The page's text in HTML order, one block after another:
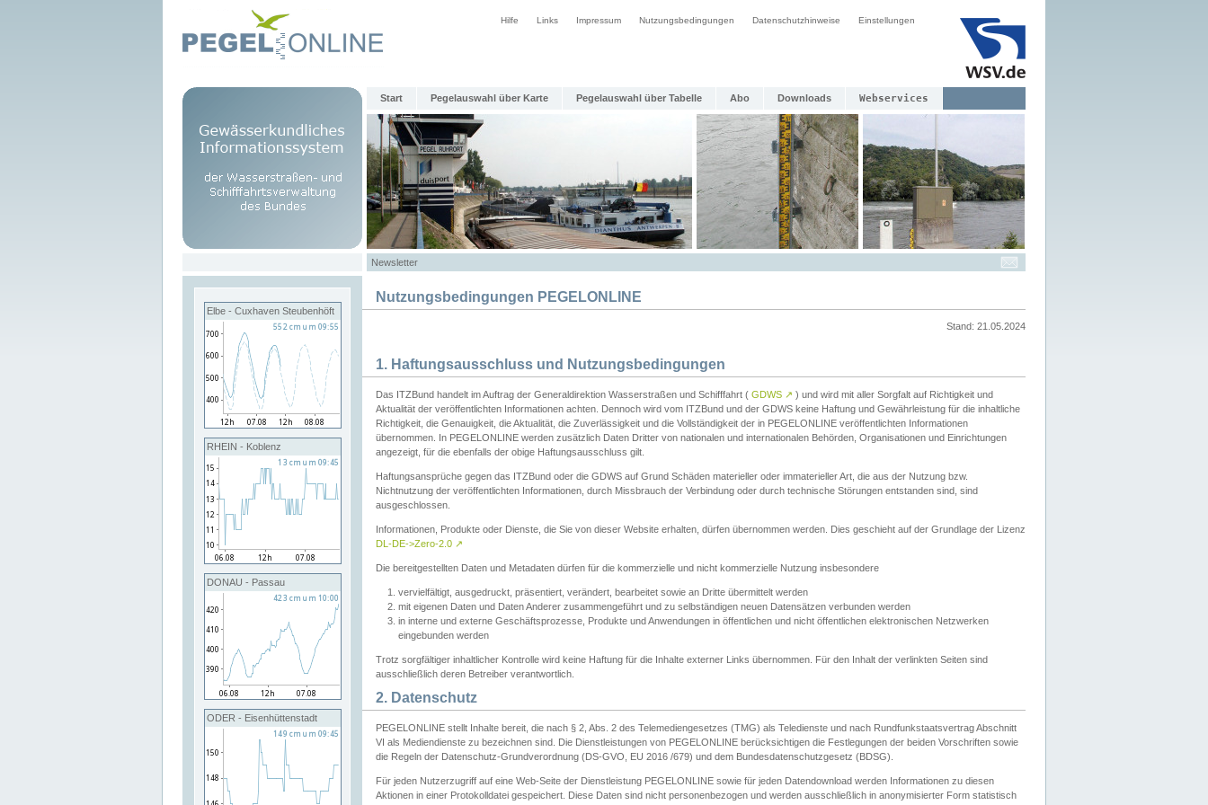
Hilfe Links Impressum Nutzungsbedingungen Datenschutzhinweise Einstellungen
Start Pegelauswahl über Karte Pegelauswahl über Tabelle Abo Downloads Webservices
Newsletter
Elbe - Cuxhaven Steubenhöft
RHEIN - Koblenz
DONAU - Passau
ODER - Eisenhüttenstadt
Nutzungsbedingungen PEGELONLINE
Stand: 21.05.2024
1. Haftungsausschluss und Nutzungsbedingungen
Das ITZBund handelt im Auftrag der Generaldirektion Wasserstraßen und Schifffahrt ( GDWS ↗ ) und wird mit aller Sorgfalt auf Richtigkeit und
Aktualität der veröffentlichten Informationen achten. Dennoch wird vom ITZBund und der GDWS keine Haftung und Gewährleistung für die inhaltliche
Richtigkeit, die Genauigkeit, die Aktualität, die Zuverlässigkeit und die Vollständigkeit der in PEGELONLINE veröffentlichten Informationen
übernommen. In PEGELONLINE werden zusätzlich Daten Dritter von nationalen und internationalen Behörden, Organisationen und Einrichtungen
angezeigt, für die ebenfalls der obige Haftungsausschluss gilt.
Haftungsansprüche gegen das ITZBund oder die GDWS auf Grund Schäden materieller oder immaterieller Art, die aus der Nutzung bzw.
Nichtnutzung der veröffentlichten Informationen, durch Missbrauch der Verbindung oder durch technische Störungen entstanden sind, sind
ausgeschlossen.
Informationen, Produkte oder Dienste, die Sie von dieser Website erhalten, dürfen übernommen werden. Dies geschieht auf der Grundlage der Lizenz
DL-DE->Zero-2.0 ↗
Die bereitgestellten Daten und Metadaten dürfen für die kommerzielle und nicht kommerzielle Nutzung insbesondere
vervielfältigt, ausgedruckt, präsentiert, verändert, bearbeitet sowie an Dritte übermittelt werden
mit eigenen Daten und Daten Anderer zusammengeführt und zu selbständigen neuen Datensätzen verbunden werden
in interne und externe Geschäftsprozesse, Produkte und Anwendungen in öffentlichen und nicht öffentlichen elektronischen Netzwerken
eingebunden werden
Trotz sorgfältiger inhaltlicher Kontrolle wird keine Haftung für die Inhalte externer Links übernommen. Für den Inhalt der verlinkten Seiten sind
ausschließlich deren Betreiber verantwortlich.
2. Datenschutz
PEGELONLINE stellt Inhalte bereit, die nach § 2, Abs. 2 des Telemediengesetzes (TMG) als Teledienste und nach Rundfunkstaatsvertrag Abschnitt
VI als Mediendienste zu bezeichnen sind. Die Dienstleistungen von PEGELONLINE berücksichtigen die Festlegungen der beiden Vorschriften sowie
die Regeln der Datenschutz-Grundverordnung (DS-GVO, EU 2016 /679) und dem Bundesdatenschutzgesetz (BDSG).
Für jeden Nutzerzugriff auf eine Web-Seite der Dienstleistung PEGELONLINE sowie für jeden Datendownload werden Informationen zu diesen
Aktionen in einer Protokolldatei gespeichert. Diese Daten sind nicht personenbezogen und werden ausschließlich in anonymisierter Form statistisch